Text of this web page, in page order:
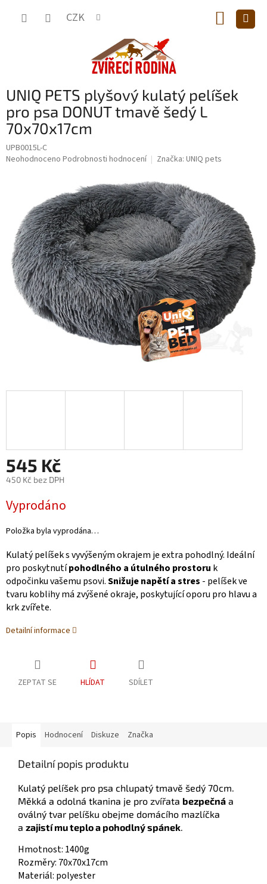
CZK
KOŠÍK
UNIQ PETS plyšový kulatý pelíšek
pro psa DONUT tmavě šedý L
70x70x17cm
UPB0015L-C
Průměrné
hvězdiček.
Neohodnoceno Podrobnosti hodnocení Značka: UNIQ pets
545 Kč
450 Kč bez DPH
cena:
Vyprodáno
Položka byla vyprodána…
Kulatý pelíšek s vyvýšeným okrajem je extra pohodlný. Ideální
pro poskytnutípohodlného a útulného prostoru k
odpočinku vašemu psovi.Snižuje napětí a stres - pelíšek ve
tvaru koblihy má zvýšené okraje, poskytující oporu pro hlavu a
krk zvířete.
Detailní informace
ZEPTAT SE HLÍDAT SDÍLET
Popis Hodnocení Diskuze Značka
Detailní popis produktu
Kulatý pelíšek pro psa chlupatý tmavě šedý 70cm.
Měkká a odolná tkanina je pro zvířata bezpečná a
oválný tvar pelíšku obejme domácího mazlíčka
a zajistí mu teplo a pohodlný spánek.
Hmotnost: 1400g
Rozměry: 70x70x17cm
Materiál: polyester